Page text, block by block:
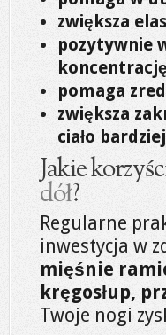
zwiększa
pozytywnie
koncentrację
pomaga
zwiększa
ciało
Jakie
dół?
Regularne
inwestycja w
mięśnie
kręgosłup,
Twoje nogi